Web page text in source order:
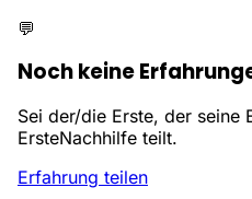
💬
Noch keine
Sei der/die Erste, der seine
ErsteNachhilfe teilt.
Erfahrung teilen